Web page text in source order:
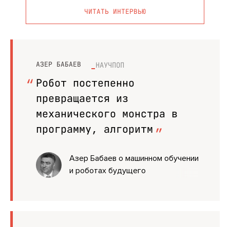
ЧИТАТЬ ИНТЕРВЬЮ
АЗЕР БАБАЕВ НАУЧПОП
Робот постепенно
превращается из
механического монстра в
программу, алгоритм
Азер Бабаев о машинном обучении
и роботах будущего